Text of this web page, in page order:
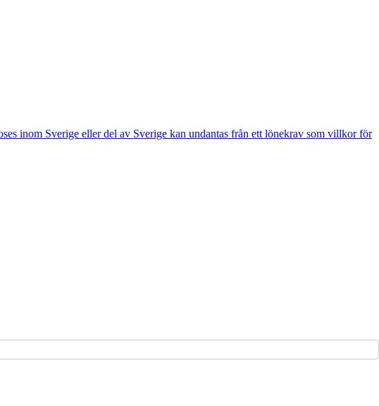
inom Sverige eller del av Sverige kan undantas från ett lönekrav som villkor för